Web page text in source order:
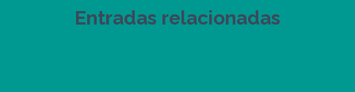
Entradas relacionadas